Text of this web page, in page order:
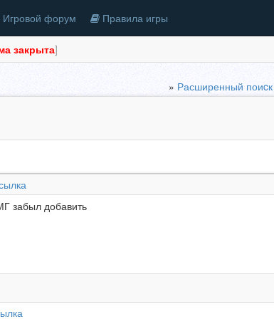
Игровой форум Правила игры
закрыта]
» Расширенный поиcк
забыл добавить